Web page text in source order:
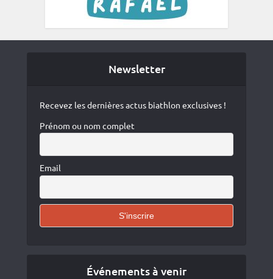
Newsletter
Recevez les dernières actus biathlon exclusives !
Prénom ou nom complet
Email
Événements à venir